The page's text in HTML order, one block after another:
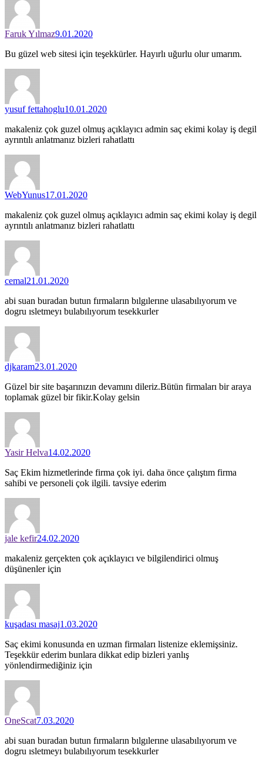
Faruk Yılmaz9.01.2020
Bu güzel web sitesi için teşekkürler. Hayırlı uğurlu olur umarım.
yusuf fettahoglu10.01.2020
makaleniz çok guzel olmuş açıklayıcı admin saç ekimi kolay iş degil
ayrıntılı anlatmanız bizleri rahatlattı
WebYunus17.01.2020
makaleniz çok guzel olmuş açıklayıcı admin saç ekimi kolay iş degil
ayrıntılı anlatmanız bizleri rahatlattı
cemal21.01.2020
abi suan buradan butun fırmaların bılgılerıne ulasabılıyorum ve
dogru ısletmeyı bulabılıyorum tesekkurler
djkaram23.01.2020
Güzel bir site başarınızın devamını dileriz.Bütün firmaları bir araya
toplamak güzel bir fikir.Kolay gelsin
Yasir Helva14.02.2020
Saç Ekim hizmetlerinde firma çok iyi. daha önce çalıştım firma
sahibi ve personeli çok ilgili. tavsiye ederim
jale kefir24.02.2020
makaleniz gerçekten çok açıklayıcı ve bilgilendirici olmuş
düşünenler için
kuşadası masaj1.03.2020
Saç ekimi konusunda en uzman firmaları listenize eklemişsiniz.
Teşekkür ederim bunlara dikkat edip bizleri yanlış
yönlendirmediğiniz için
OneScat7.03.2020
abi suan buradan butun fırmaların bılgılerıne ulasabılıyorum ve
dogru ısletmeyı bulabılıyorum tesekkurler